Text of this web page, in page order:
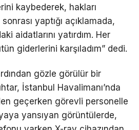
kaybederek, hakları
yaptığı açıklamada,
aidatlarını yatırdım. Her
giderlerini karşıladım” dedi.
gözle görülür bir
İstanbul Havalimanı’nda
geçerken görevli personelle
yansıyan görüntülerde,